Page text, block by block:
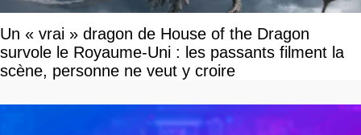
Un « vrai » dragon de House of the Dragon
survole le Royaume-Uni : les passants filment la
scène, personne ne veut y croire